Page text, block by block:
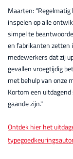
Maarten:
inspelen op alle
simpel te
en fabrikanten zetten
medewerkers dat zij
gevallen vroegtijdig
met behulp van onze
Kortom een
gaande zijn."
Ontdek hier het